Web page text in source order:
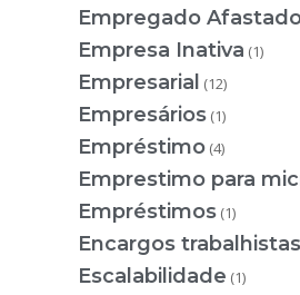
Empregado
Empresa Inativa (1)
Empresarial (12)
Empresários (1)
Empréstimo (4)
Emprestimo para
Empréstimos (1)
Encargos trabalhistas
Escalabilidade (1)